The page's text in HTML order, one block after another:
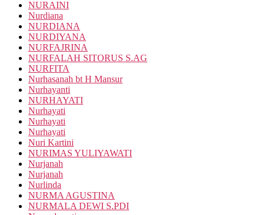
NURAINI
Nurdiana
NURDIANA
NURDIYANA
NURFAJRINA
NURFALAH SITORUS S.AG
NURFITA
Nurhasanah bt H Mansur
Nurhayanti
NURHAYATI
Nurhayati
Nurhayati
Nurhayati
Nuri Kartini
NURIMAS YULIYAWATI
Nurjanah
Nurjanah
Nurlinda
NURMA AGUSTINA
NURMALA DEWI S.PDI